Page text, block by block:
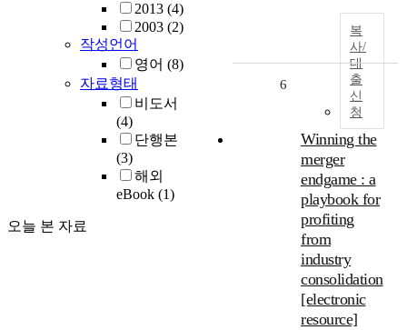
2013 (4)
2003 (2)
작성언어
영어 (8)
자료형태
비도서
(4)
단행본
(3)
해외
eBook (1)
오늘 본 자료
복
사/
대
출
신
청
6
Winning the
merger
endgame : a
playbook for
profiting
from
industry
consolidation
[electronic
resource]